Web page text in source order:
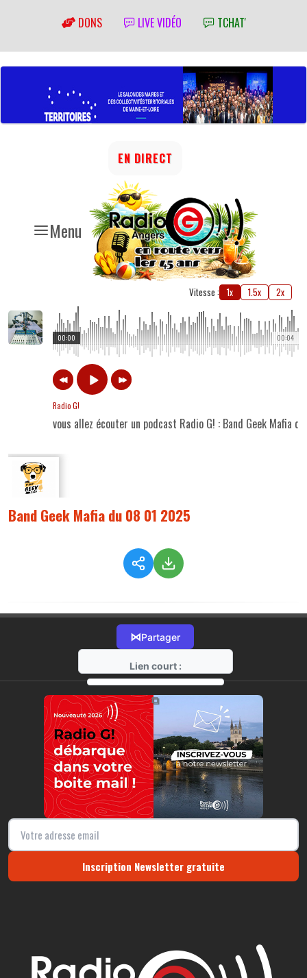
DONS LIVE VIDÉO TCHAT'
Menu
EN DIRECT
Vitesse : 1x 1.5x 2x
00:04
00:00
Radio G!
vous allez écouter un podcast Radio G! : Band Geek Mafia
Band Geek Mafia du 08 01 2025
⋈Partager
Lien court :
https://radio-g.fr?16373
⧉
Inscription Newsletter gratuite